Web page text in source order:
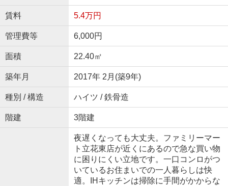
賃料 5.4万円
管理費等 6,000円
面積 22.40㎡
築年月 2017年 2月(築9年)
種別 / 構造 ハイツ / 鉄骨造
階建 3階建
夜遅くなっても大丈夫。ファミリーマー
ト立花東店が近くにあるので急な買い物
に困りにくい立地です。一口コンロがつ
いているお住まいでの一人暮らしは快
適。IHキッチンは掃除に手間がかからな